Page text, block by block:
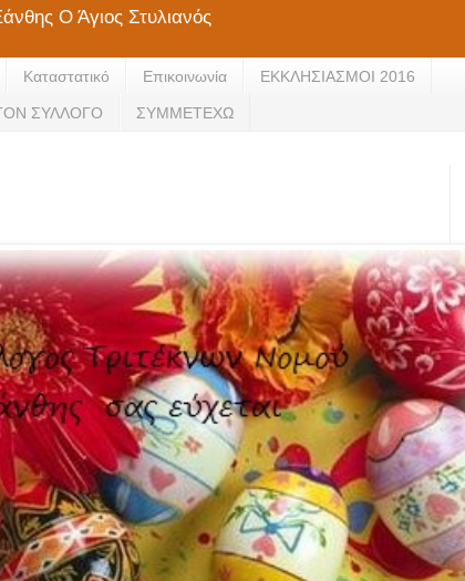
Ο Άγιος Στυλιανός
Καταστατικό Eπικοινωνία ΕΚΚΛΗΣΙΑΣΜΟΙ 2016
ΣΥΛΛΟΓΟ ΣΥΜΜΕΤΕΧΩ